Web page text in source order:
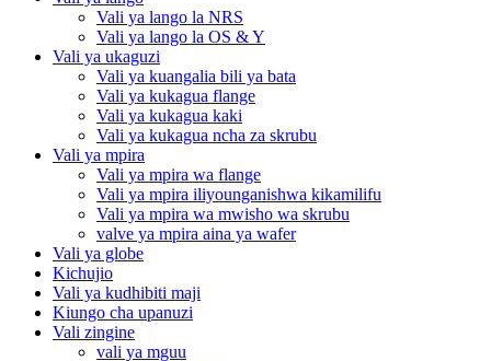
Vali ya lango la NRS
Vali ya lango la OS & Y
Vali ya ukaguzi
Vali ya kuangalia bili ya bata
Vali ya kukagua flange
Vali ya kukagua kaki
Vali ya kukagua ncha za skrubu
Vali ya mpira
Vali ya mpira wa flange
Vali ya mpira iliyounganishwa kikamilifu
Vali ya mpira wa mwisho wa skrubu
valve ya mpira aina ya wafer
Vali ya globe
Kichujio
Vali ya kudhibiti maji
Kiungo cha upanuzi
Vali zingine
vali ya mguu